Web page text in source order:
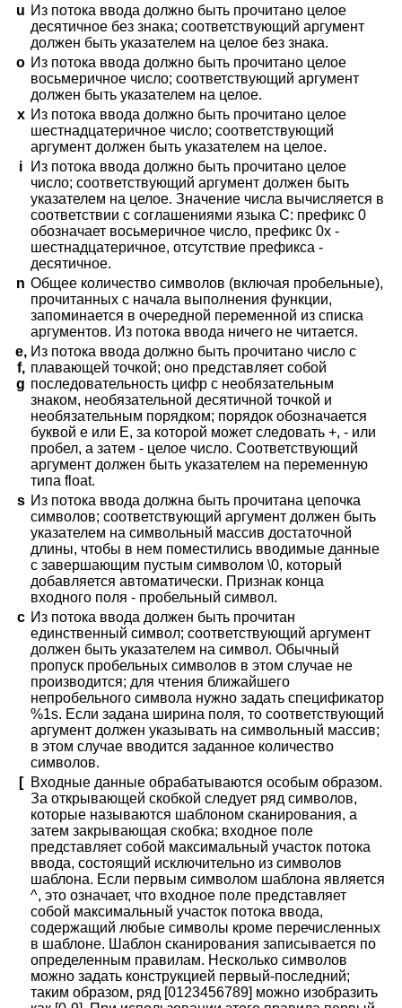
u Из потока ввода должно быть прочитано целое
десятичное без знака; соответствующий аргумент
должен быть указателем на целое без знака.
o Из потока ввода должно быть прочитано целое
восьмеричное число; соответствующий аргумент
должен быть указателем на целое.
x Из потока ввода должно быть прочитано целое
шестнадцатеричное число; соответствующий
аргумент должен быть указателем на целое.
i
Из потока ввода должно быть прочитано целое
число; соответствующий аргумент должен быть
указателем на целое. Значение числа вычисляется в
соответствии с соглашениями языка C: префикс 0
обозначает восьмеричное число, префикс 0x -
шестнадцатеричное, отсутствие префикса -
десятичное.
n Общее количество символов (включая пробельные),
прочитанных с начала выполнения функции,
запоминается в очередной переменной из списка
аргументов. Из потока ввода ничего не читается.
e,
f,
g
Из потока ввода должно быть прочитано число с
плавающей точкой; оно представляет собой
последовательность цифр с необязательным
знаком, необязательной десятичной точкой и
необязательным порядком; порядок обозначается
буквой e или E, за которой может следовать +, - или
пробел, а затем - целое число. Соответствующий
аргумент должен быть указателем на переменную
типа float.
s Из потока ввода должна быть прочитана цепочка
символов; соответствующий аргумент должен быть
указателем на символьный массив достаточной
длины, чтобы в нем поместились вводимые данные
с завершающим пустым символом \0, который
добавляется автоматически. Признак конца
входного поля - пробельный символ.
c Из потока ввода должен быть прочитан
единственный символ; соответствующий аргумент
должен быть указателем на символ. Обычный
пропуск пробельных символов в этом случае не
производится; для чтения ближайшего
непробельного символа нужно задать спецификатор
%1s. Если задана ширина поля, то соответствующий
аргумент должен указывать на символьный массив;
в этом случае вводится заданное количество
символов.
[
Входные данные обрабатываются особым образом.
За открывающей скобкой следует ряд символов,
которые называются шаблоном сканирования, а
затем закрывающая скобка; входное поле
представляет собой максимальный участок потока
ввода, состоящий исключительно из символов
шаблона. Если первым символом шаблона является
^, это означает, что входное поле представляет
собой максимальный участок потока ввода,
содержащий любые символы кроме перечисленных
в шаблоне. Шаблон сканирования записывается по
определенным правилам. Несколько символов
можно задать конструкцией первый-последний;
таким образом, ряд [0123456789] можно изобразить